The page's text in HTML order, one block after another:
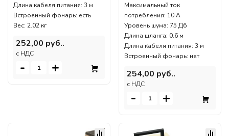
Длина кабеля питания: 3 м
Встроенный фонарь: есть
Вес: 2.02 кг
252,00 руб..
c НДС
- +
Максимальный ток
потребления: 10 А
Уровень шума: 75 Дб
Длина шланга: 0.6 м
Длина кабеля питания: 3 м
Встроенный фонарь: нет
254,00 руб..
c НДС
- +